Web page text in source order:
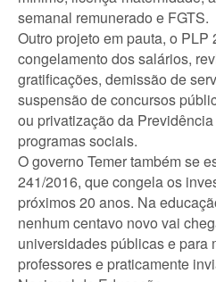
semanal remunerado e FGTS.
Outro projeto em pauta, o PLP
congelamento dos salários,
gratificações, demissão de
suspensão de concursos
ou privatização da
programas sociais.
O governo Temer também se
241/2016, que congela os
próximos 20 anos. Na
nenhum centavo novo vai
universidades públicas e para
professores e praticamente